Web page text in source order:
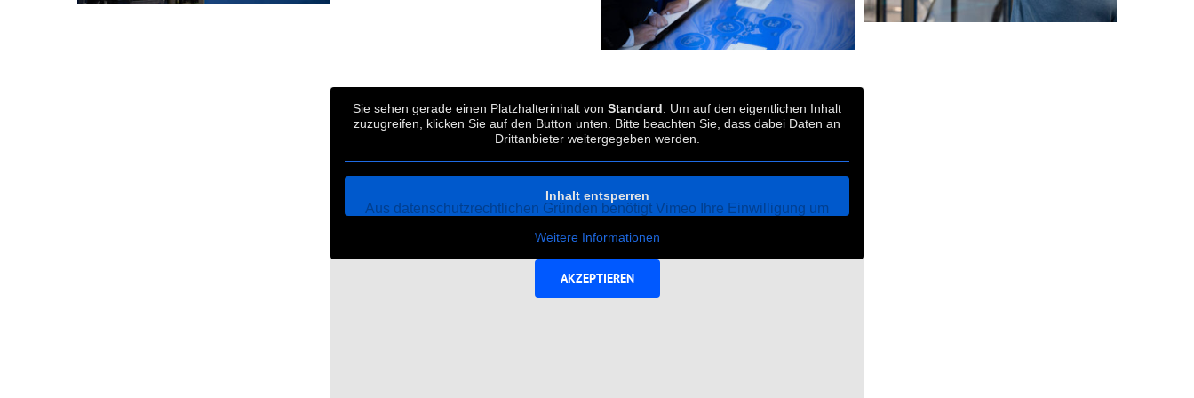
Sie sehen gerade einen Platzhalterinhalt von Standard . Um auf den eigentlichen Inhalt
zuzugreifen, klicken Sie auf den Button unten. Bitte beachten Sie, dass dabei Daten an
Drittanbieter weitergegeben werden.
Inhalt entsperren
Weitere Informationen
Aus datenschutzrechtlichen Gründen benötigt Vimeo Ihre Einwilligung um
geladen zu werden.
AKZEPTIEREN